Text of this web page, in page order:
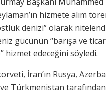
hizmete alım
denizi” olarak
gücünün “barışa ve
hizmet edeceğini söyledi.
İran’ın Rusya,
Türkmenistan tarafından